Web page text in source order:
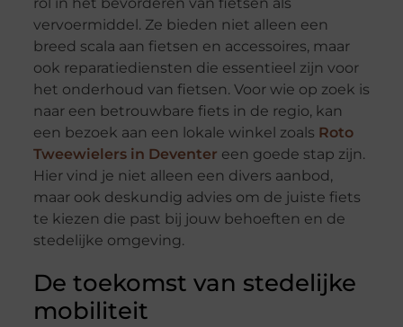
vervoermiddel. Ze bieden niet alleen een
breed scala aan fietsen en accessoires, maar
ook reparatiediensten die essentieel zijn voor
het onderhoud van fietsen. Voor wie op zoek is
naar een betrouwbare fiets in de regio, kan
een bezoek aan een lokale winkel zoals Roto
Tweewielers in Deventer een goede stap zijn.
Hier vind je niet alleen een divers aanbod,
maar ook deskundig advies om de juiste fiets
te kiezen die past bij jouw behoeften en de
stedelijke omgeving.
De toekomst van stedelijke
mobiliteit